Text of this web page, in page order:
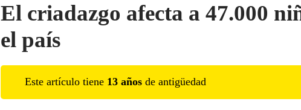
El criadazgo afecta a 47.000
el país
Este artículo tiene 13 años de antigüedad